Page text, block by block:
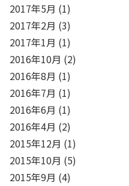
2017年5月 (1)
2017年2月 (3)
2017年1月 (1)
2016年10月 (2)
2016年8月 (1)
2016年7月 (1)
2016年6月 (1)
2016年4月 (2)
2015年12月 (1)
2015年10月 (5)
2015年9月 (4)